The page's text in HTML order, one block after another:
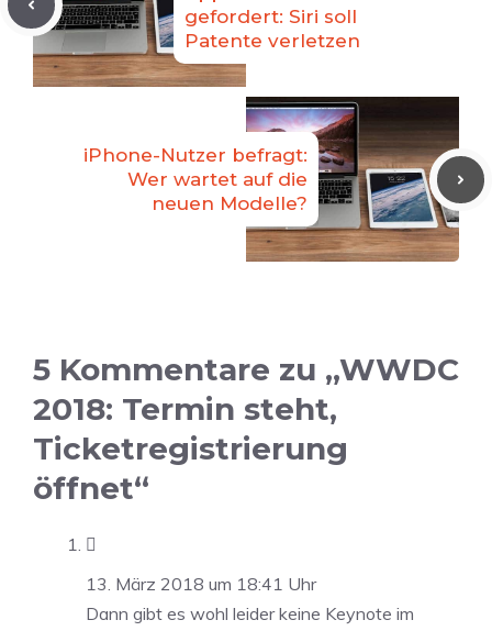
gefordert: Siri soll
Patente verletzen
iPhone-Nutzer befragt:
Wer wartet auf die
neuen Modelle?
5 Kommentare zu „WWDC
2018: Termin steht,
Ticketregistrierung
öffnet“

13. März 2018 um 18:41 Uhr
Dann gibt es wohl leider keine Keynote im